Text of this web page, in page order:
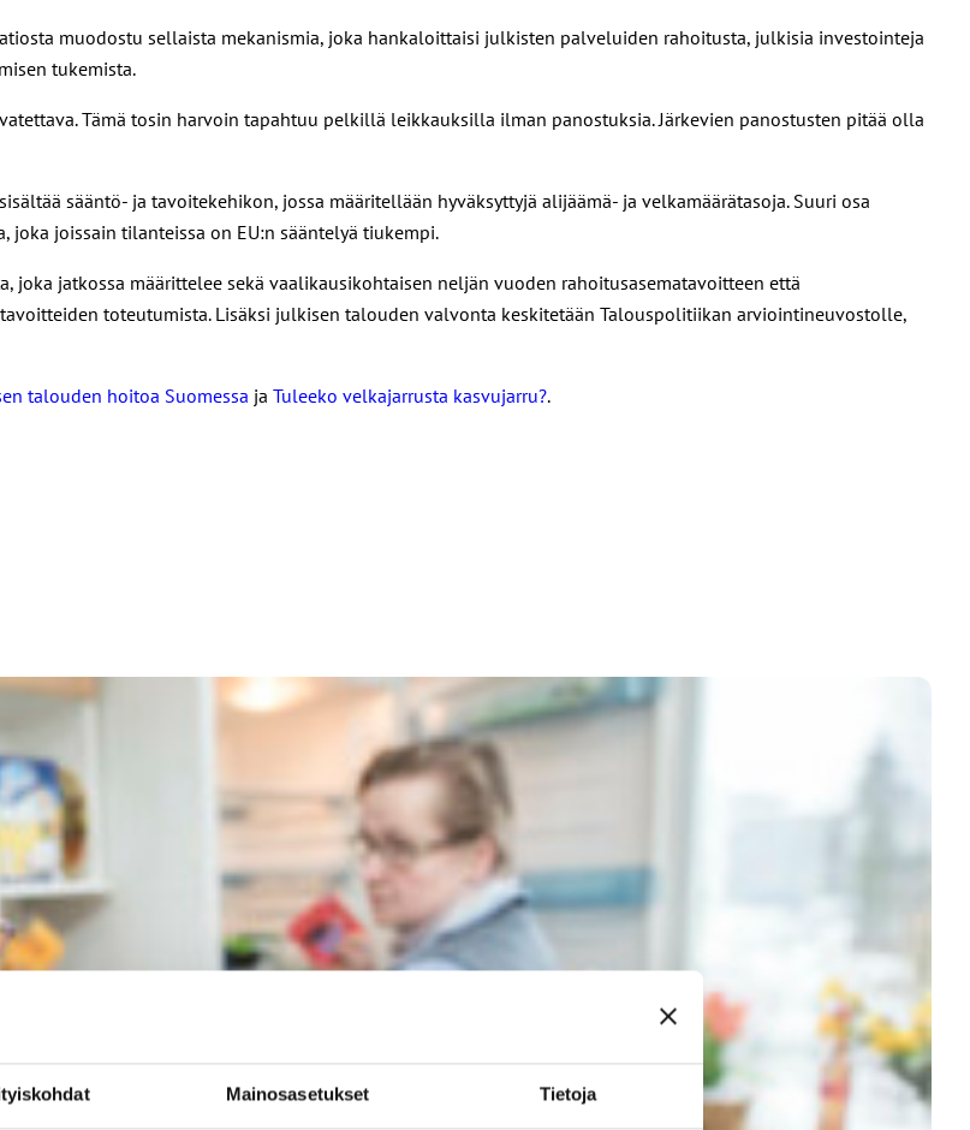
Mainosasetukset Tietoja
muodostu sellaista mekanismia, joka hankaloittaisi julkisten palveluiden rahoitusta, julkisia investointeja
tukemista.
Tämä tosin harvoin tapahtuu pelkillä leikkauksilla ilman panostuksia. Järkevien panostusten pitää olla
sääntö- ja tavoitekehikon, jossa määritellään hyväksyttyjä alijäämä- ja velkamäärätasoja. Suuri osa
joissain tilanteissa on EU:n sääntelyä tiukempi.
jatkossa määrittelee sekä vaalikausikohtaisen neljän vuoden rahoitusasematavoitteen että
toteutumista. Lisäksi julkisen talouden valvonta keskitetään Talouspolitiikan arviointineuvostolle,
talouden hoitoa Suomessa ja Tuleeko velkajarrusta kasvujarru?.